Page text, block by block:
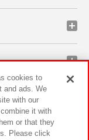
cookies to
and ads. We
with our
it with
or that they
Please click